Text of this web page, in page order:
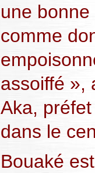
une
comme
assoiffé »,
Aka,
dans le
Bouaké